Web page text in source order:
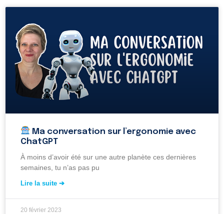
Ma conversation sur l’ergonomie avec
ChatGPT
À moins d’avoir été sur une autre planète ces dernières
semaines, tu n’as pas pu
Lire la suite ➔
20 février 2023